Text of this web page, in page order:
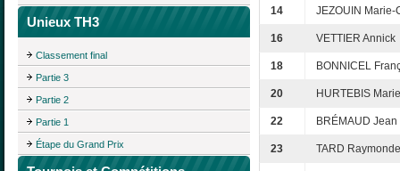
Unieux TH3
Classement final
Partie 3
Partie 2
Partie 1
Étape du Grand Prix
14 JEZOUIN Marie-
16 VETTIER Annick
18 BONNICEL
20 HURTEBIS
22 BRÉMAUD Jean
23 TARD Raymonde